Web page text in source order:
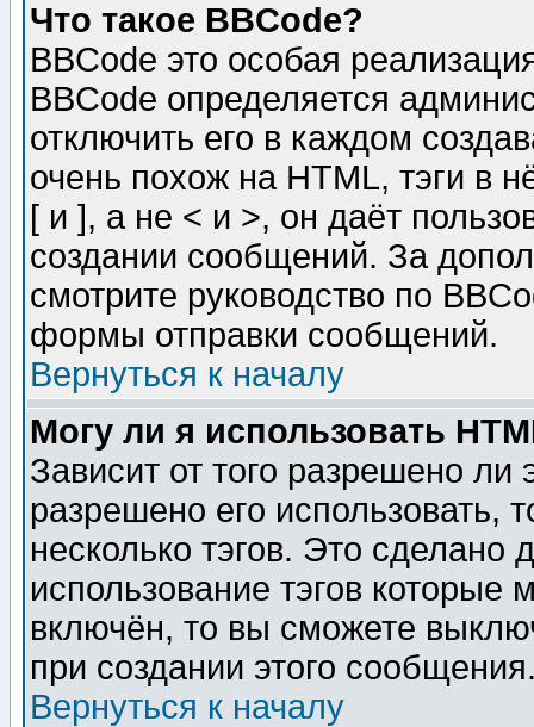
Что такое BBCode?
BBCode это особая
BBCode определяется
отключить его в каждом
очень похож на HTML, тэги в
[ и ], а не < и >, он даёт
создании сообщений. За
смотрите руководство по
формы отправки сообщений.
Вернуться к началу
Могу ли я использовать
Зависит от того разрешено
разрешено его использовать,
несколько тэгов. Это сделано
использование тэгов
включён, то вы сможете
при создании этого
Вернуться к началу